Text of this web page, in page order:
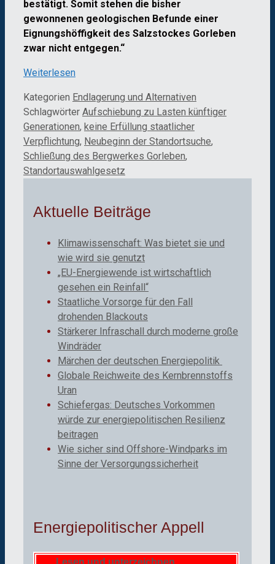
bestätigt. Somit stehen die bisher
gewonnenen geologischen Befunde einer
Eignungshöffigkeit des Salzstockes Gorleben
zwar nicht entgegen.“
Weiterlesen
Kategorien Endlagerung und Alternativen
Schlagwörter Aufschiebung zu Lasten künftiger
Generationen, keine Erfüllung staatlicher
Verpflichtung, Neubeginn der Standortsuche,
Schließung des Bergwerkes Gorleben,
Standortauswahlgesetz
Aktuelle Beiträge
Klimawissenschaft: Was bietet sie und
wie wird sie genutzt
„EU-Energiewende ist wirtschaftlich
gesehen ein Reinfall“
Staatliche Vorsorge für den Fall
drohenden Blackouts
Stärkerer Infraschall durch moderne große
Windräder
Märchen der deutschen Energiepolitik
Globale Reichweite des Kernbrennstoffs
Uran
Schiefergas: Deutsches Vorkommen
würde zur energiepolitischen Resilienz
beitragen
Wie sicher sind Offshore-Windparks im
Sinne der Versorgungssicherheit
Energiepolitischer Appell
Lesen und unterzeichnen